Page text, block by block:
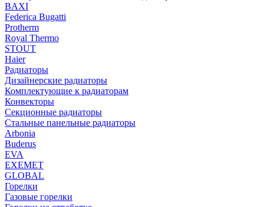
BAXI
Federica Bugatti
Protherm
Royal Thermo
STOUT
Haier
Радиаторы
Дизайнерские радиаторы
Комплектующие к радиаторам
Конвекторы
Секционные радиаторы
Стальные панельные радиаторы
Arbonia
Buderus
EVA
EXEMET
GLOBAL
Горелки
Газовые горелки